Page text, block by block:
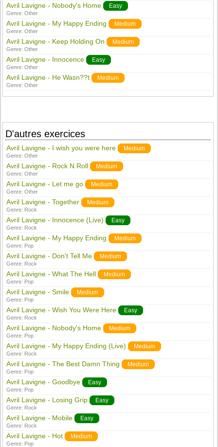
Avril Lavigne - Nobody's Home Easy
Genre:Other
Avril Lavigne - My Happy Ending Medium
Genre:Other
Avril Lavigne - Keep Holding On Medium
Genre:Other
Avril Lavigne - Innocence Easy
Genre:Other
Avril Lavigne - He Wasn??t Medium
Genre:Other
D'autres exercices
Avril Lavigne - I wish you were here Medium
Genre:Other
Avril Lavigne - Rock N Roll Medium
Genre:Other
Avril Lavigne - Let me go Medium
Genre:Other
Avril Lavigne - Together Medium
Genre: Rock
Avril Lavigne - Innocence (Live) Easy
Genre: Rock
Avril Lavigne - My Happy Ending Medium
Genre: Pop
Avril Lavigne - Don't Tell Me Medium
Genre: Rock
Avril Lavigne - What The Hell Medium
Genre: Pop
Avril Lavigne - Smile Medium
Genre: Pop
Avril Lavigne - Wish You Were Here Easy
Genre: Rock
Avril Lavigne - Nobody's Home Medium
Genre: Pop
Avril Lavigne - My Happy Ending (Live) Medium
Genre: Rock
Avril Lavigne - The Best Damn Thing Medium
Genre: Pop
Avril Lavigne - Goodbye Easy
Genre: Pop
Avril Lavigne - Losing Grip Easy
Genre: Rock
Avril Lavigne - Mobile Easy
Genre: Rock
Avril Lavigne - Hot Medium
Genre: Pop